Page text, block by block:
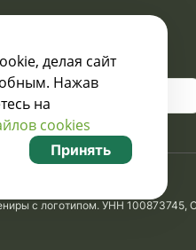
с логотипом. УНН 100873745,
делая сайт
Нажав
на
cookies
Принять